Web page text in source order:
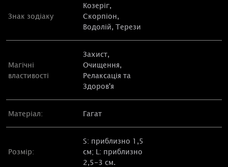
Знак зодіаку
Козеріг,
Скорпіон,
Водолій, Терези
Магічні
властивості
Захист,
Очищення,
Релаксація та
Здоров'я
Матеріал: Гагат
Розмір:
S: приблизно 1,5
см; L: приблизно
2,5-3 см.